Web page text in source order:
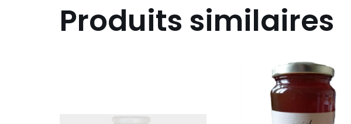
Produits similaires